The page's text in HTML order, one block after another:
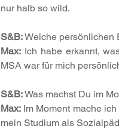
nur halb so wild.
S&B: Welche persönlichen
Max: Ich habe erkannt,
MSA war für mich
S&B: Was machst Du im
Max: Im Moment mache
mein Studium als